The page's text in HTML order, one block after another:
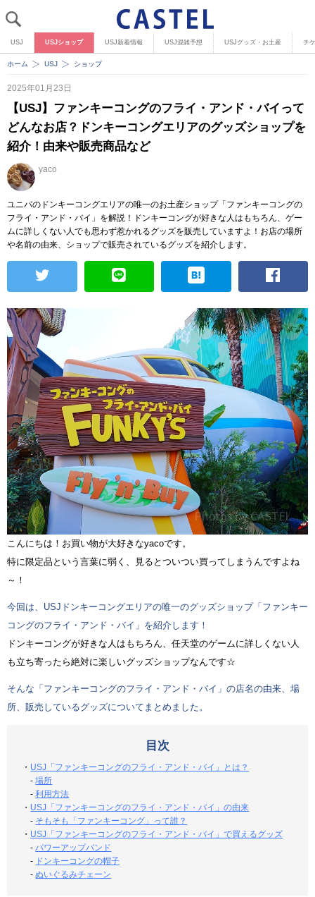
USJ USJショップ USJ新着情報 USJ混雑予想 USJグッズ・お土産 チ
ホーム USJ ショップ
2025年01月23日
【USJ】ファンキーコングのフライ・アンド・バイって
どんなお店？ドンキーコングエリアのグッズショップを
紹介！由来や販売商品など
yaco
ユニバのドンキーコングエリアの唯一のお土産ショップ「ファンキーコングの
フライ・アンド・バイ」を解説！ドンキーコングが好きな人はもちろん、ゲー
ムに詳しくない人でも思わず惹かれるグッズを販売していますよ！お店の場所
や名前の由来、ショップで販売されているグッズを紹介します。
こんにちは！お買い物が大好きなyacoです。
特に限定品という言葉に弱く、見るとついつい買ってしまうんですよね
～！
今回は、USJドンキーコングエリアの唯一のグッズショップ「ファンキー
コングのフライ・アンド・バイ」を紹介します！
ドンキーコングが好きな人はもちろん、任天堂のゲームに詳しくない人
も立ち寄ったら絶対に楽しいグッズショップなんです☆
そんな「ファンキーコングのフライ・アンド・バイ」の店名の由来、場
所、販売しているグッズについてまとめました。
目次
・ USJ「ファンキーコングのフライ・アンド・バイ」とは？
-場所
-利用方法
・ USJ「ファンキーコングのフライ・アンド・バイ」の由来
- そもそも「ファンキーコング」って誰？
・ USJ「ファンキーコングのフライ・アンド・バイ」で買えるグッズ
-パワーアップバンド
- ドンキーコングの帽子
-ぬいぐるみチェーン